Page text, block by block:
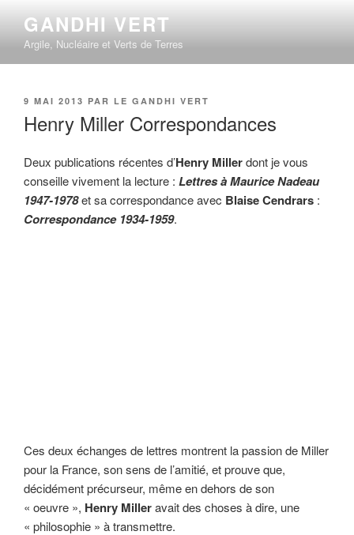
contenu
principal
GANDHI VERT
Argile, Nucléaire et Verts de Terres
PUBLIÉ
9 MAI 2013 PAR LE GANDHI VERT
Henry Miller Correspondances
Deux publications récentes d’Henry Millerdont je vous
conseille vivement la lecture : Lettres à Maurice Nadeau
1947-1978et sa correspondance avec Blaise Cendrars :
Correspondance 1934-1959.
Ces deux échanges de lettres montrent la passion de Miller
pour la France, son sens de l’amitié, et prouve que,
décidément précurseur, même en dehors de son
« oeuvre », Henry Milleravait des choses à dire, une
« philosophie » à transmettre.